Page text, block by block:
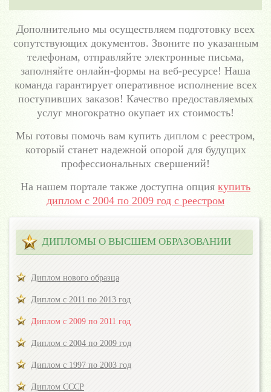
Дополнительно мы осуществляем подготовку всех
сопутствующих документов. Звоните по указанным
телефонам, отправляйте электронные письма,
заполняйте онлайн-формы на веб-ресурсе! Наша
команда гарантирует оперативное исполнение всех
поступивших заказов! Качество предоставляемых
услуг многократно окупает их стоимость!
Мы готовы помочь вам купить диплом с реестром,
который станет надежной опорой для будущих
профессиональных свершений!
На нашем портале также доступна опция купить
диплом с 2004 по 2009 год с реестром
ДИПЛОМЫ О ВЫСШЕМ ОБРАЗОВАНИИ
Диплом нового образца
Диплом с 2011 по 2013 год
Диплом с 2009 по 2011 год
Диплом с 2004 по 2009 год
Диплом с 1997 по 2003 год
Диплом СССР